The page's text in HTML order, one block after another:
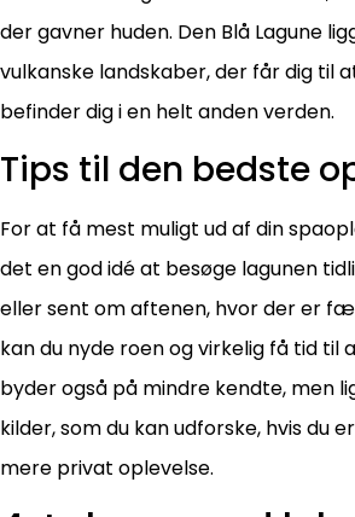
der gavner huden. Den Blå Lagune
vulkanske landskaber, der får dig til
befinder dig i en helt anden verden.
Tips til den bedste
For at få mest muligt ud af din
det en god idé at besøge lagunen
eller sent om aftenen, hvor der er
kan du nyde roen og virkelig få tid til
byder også på mindre kendte, men
kilder, som du kan udforske, hvis du
mere privat oplevelse.